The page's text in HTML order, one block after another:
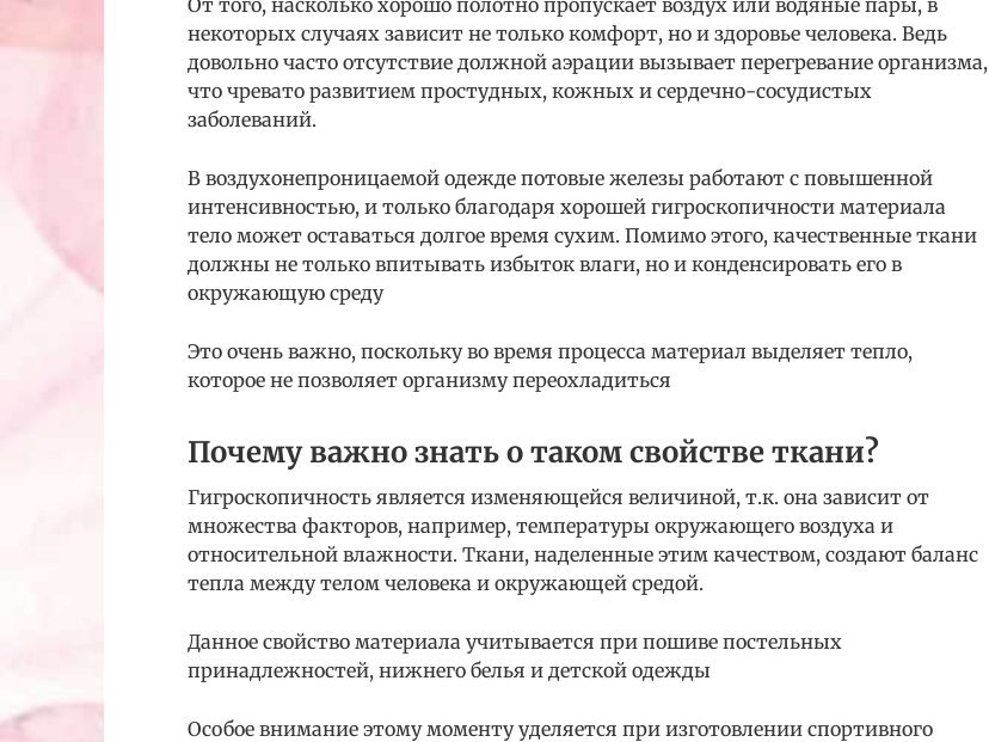
От того, насколько хорошо полотно пропускает воздух или водяные пары, в
некоторых случаях зависит не только комфорт, но и здоровье человека. Ведь
довольно часто отсутствие должной аэрации вызывает перегревание организма,
что чревато развитием простудных, кожных и сердечно-сосудистых
заболеваний.
В воздухонепроницаемой одежде потовые железы работают с повышенной
интенсивностью, и только благодаря хорошей гигроскопичности материала
тело может оставаться долгое время сухим. Помимо этого, качественные ткани
должны не только впитывать избыток влаги, но и конденсировать его в
окружающую среду
Это очень важно, поскольку во время процесса материал выделяет тепло,
которое не позволяет организму переохладиться
Почему важно знать о таком свойстве ткани?
Гигроскопичность является изменяющейся величиной, т.к. она зависит от
множества факторов, например, температуры окружающего воздуха и
относительной влажности. Ткани, наделенные этим качеством, создают баланс
тепла между телом человека и окружающей средой.
Данное свойство материала учитывается при пошиве постельных
принадлежностей, нижнего белья и детской одежды
Особое внимание этому моменту уделяется при изготовлении спортивного